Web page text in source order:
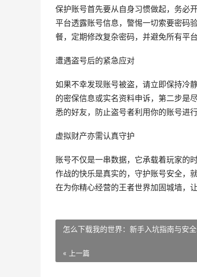
保护账号首先要从自身习惯做起，务必
平台透露账号信息，警惕一切索要密码
餐，定期修改复杂密码，并避免所有平
遭遇盗号后的紧急应对
如果不幸发现账号被盗，请立即保持冷
的密保信息或实名资料申诉，第二步是
悉的好友，防止盗号者利用你的账号进
虚拟财产亦需认真守护
账号不仅是一串数据，它承载着玩家的
作战的快乐是真实的，守护账号安全，
在为你精心经营的王者世界加固城墙，
怎么下载我的世界：新手入坑指南与安
« 上一篇